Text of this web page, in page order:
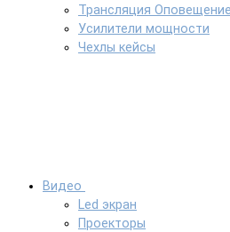
Трансляция
Усилители мощности
Чехлы кейсы
Видео
Led экран
Проекторы